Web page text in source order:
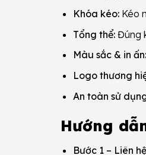
Khóa kéo:Kéo
Tổng thể:Đúng
Màu sắc & in ấn:
Logo thương
An toàn sử
Hướng
Bước 1 – Liên